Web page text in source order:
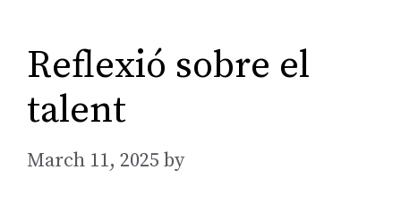
Reflexió sobre el
talent
March 11, 2025 by